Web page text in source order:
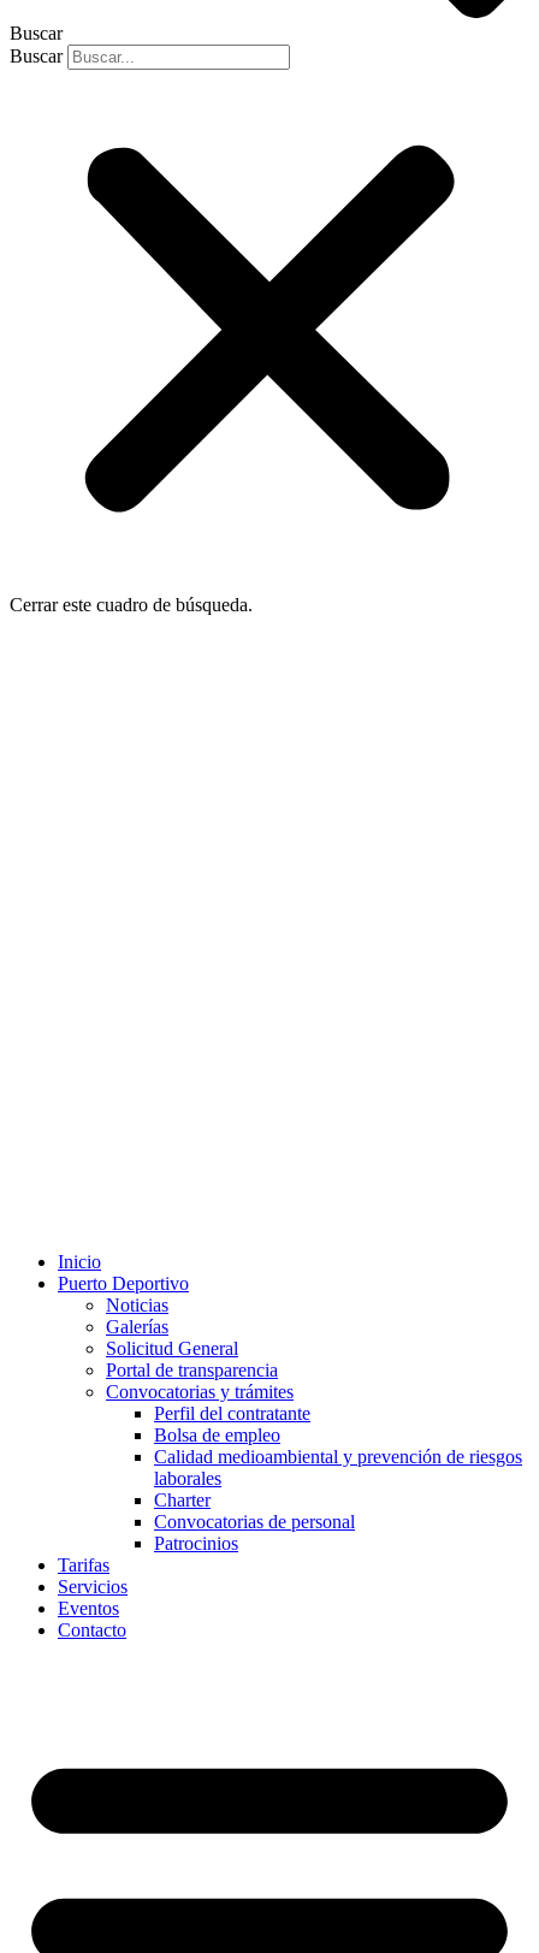
Buscar
Buscar
Cerrar este cuadro de búsqueda.
Inicio
Puerto Deportivo
Noticias
Galerías
Solicitud General
Portal de transparencia
Convocatorias y trámites
Perfil del contratante
Bolsa de empleo
Calidad medioambiental y prevención de riesgos
laborales
Charter
Convocatorias de personal
Patrocinios
Tarifas
Servicios
Eventos
Contacto